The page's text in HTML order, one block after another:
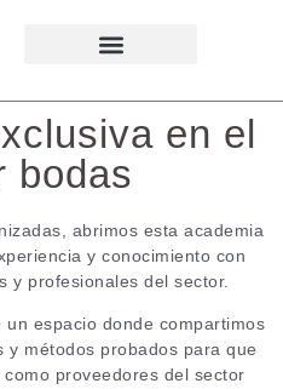
en el
bodas
abrimos esta academia
y conocimiento con
y profesionales del sector.
un espacio donde compartimos
y métodos probados para que
proveedores del sector